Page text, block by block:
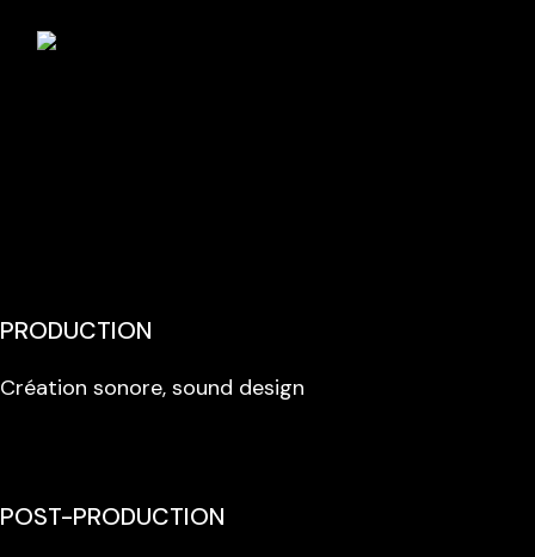
PRODUCTION
Création sonore, sound design
POST-PRODUCTION